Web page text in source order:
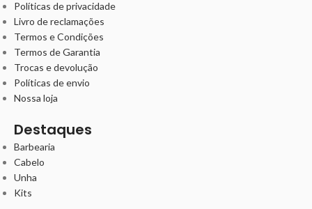
Políticas de privacidade
Livro de reclamações
Termos e Condições
Termos de Garantia
Trocas e devolução
Políticas de envio
Nossa loja
Destaques
Barbearia
Cabelo
Unha
Kits